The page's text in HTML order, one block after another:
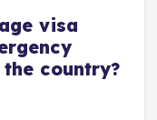
visa
country?